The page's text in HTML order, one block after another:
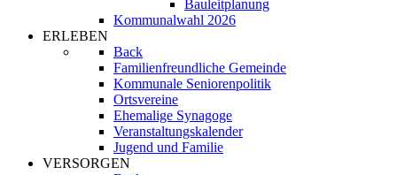
Bauleitplanung
Kommunalwahl 2026
ERLEBEN
Back
Familienfreundliche Gemeinde
Kommunale Seniorenpolitik
Ortsvereine
Ehemalige Synagoge
Veranstaltungskalender
Jugend und Familie
VERSORGEN